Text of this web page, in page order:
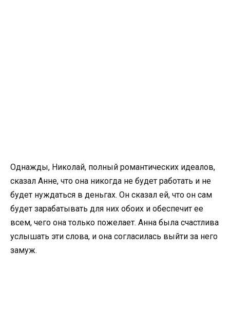
Однажды, Николай, полный романтических идеалов,
сказал Анне, что она никогда не будет работать и не
будет нуждаться в деньгах. Он сказал ей, что он сам
будет зарабатывать для них обоих и обеспечит ее
всем, чего она только пожелает. Анна была счастлива
услышать эти слова, и она согласилась выйти за него
замуж.